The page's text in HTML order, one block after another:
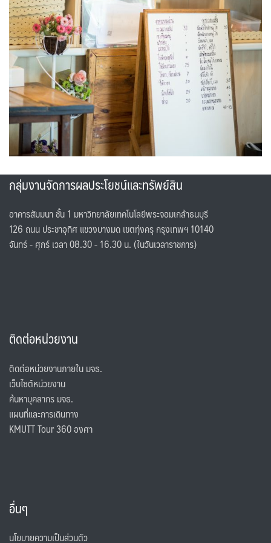
กลุ่มงานจัดการผลประโยชน์และทรัพย์สิน
อาคารสัมมนา ชั้น 1 มหาวิทยาลัยเทคโนโลยีพระจอมเกล้าธนบุรี
126 ถนน ประชาอุทิศ แขวงบางมด เขตทุ่งครุ กรุงเทพฯ 10140
จันทร์ - ศุกร์ เวลา 08.30 - 16.30 น. (ในวันเวลาราชการ)
ติดต่อหน่วยงาน
ติดต่อหน่วยงานภายใน มจธ.
เว็บไซต์หน่วยงาน
ค้นหาบุคลากร มจธ.
แผนที่และการเดินทาง
KMUTT Tour 360 องศา
อื่นๆ
นโยบายความเป็นส่วนตัว